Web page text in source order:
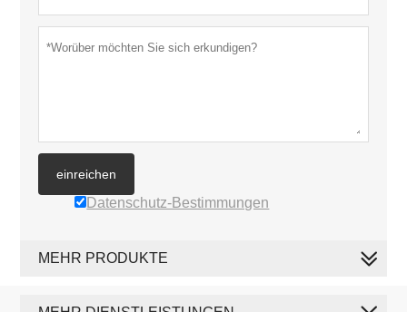
einreichen
Datenschutz-Bestimmungen
MEHR PRODUKTE